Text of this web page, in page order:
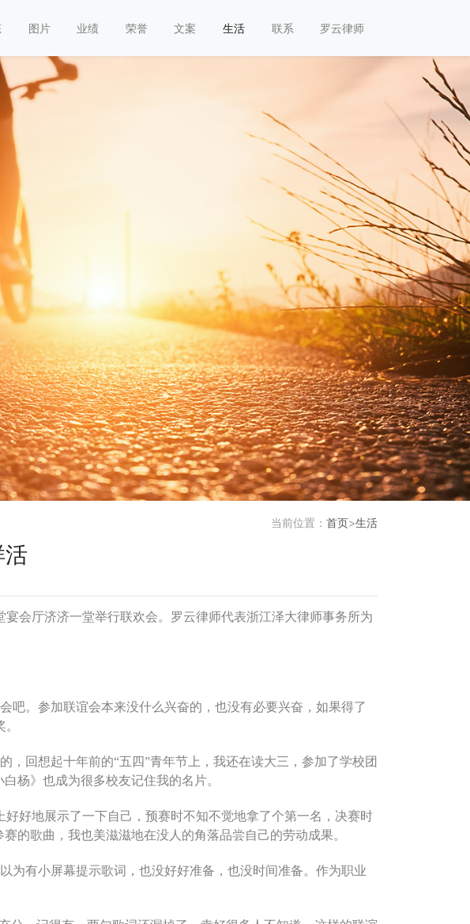
图片 业绩 荣誉 文案 生活 联系 罗云律师
当前位置： 首页>生活
会厅济济一堂举行联欢会。罗云律师代表浙江泽大律师事务所为
吧。参加联谊会本来没什么兴奋的，也没有必要兴奋，如果得了
回想起十年前的“五四”青年节上，我还在读大三，参加了学校团
杨》也成为很多校友记住我的名片。
好地展示了一下自己，预赛时不知不觉地拿了个第一名，决赛时
的歌曲，我也美滋滋地在没人的角落品尝自己的劳动成果。
为有小屏幕提示歌词，也没好好准备，也没时间准备。作为职业